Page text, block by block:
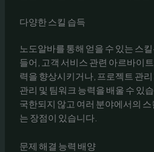
다양한 스킬 습득
노도알바를 통해 얻을 수 있는 스
들어, 고객 서비스 관련 아르바이
력을 향상시키거나, 프로젝트 관
관리 및 팀워크 능력을 배울 수 있
국한되지 않고 여러 분야에서의
는 장점이 있습니다.
문제 해결 능력 배양